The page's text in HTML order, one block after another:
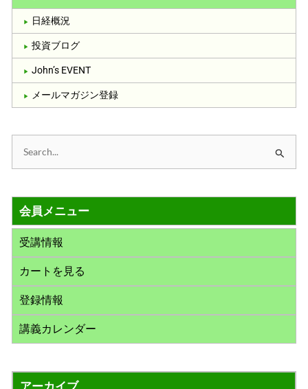
日経概況
投資ブログ
John’s EVENT
メールマガジン登録
象
:
会員メニュー
受講情報
カートを見る
登録情報
講義カレンダー
アーカイブ